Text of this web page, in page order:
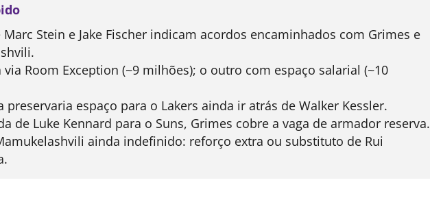
Marc Stein e Jake Fischer indicam acordos encaminhados com Grimes e
via Room Exception (~9 milhões); o outro com espaço salarial (~10
preservaria espaço para o Lakers ainda ir atrás de Walker Kessler.
de Luke Kennard para o Suns, Grimes cobre a vaga de armador reserva.
ainda indefinido: reforço extra ou substituto de Rui